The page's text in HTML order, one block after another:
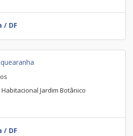
/ DF
Jardim Botânico
/ DF